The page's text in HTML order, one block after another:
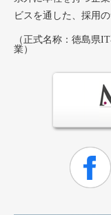
ビスを通した、採用
（正式名称：徳島県
業）